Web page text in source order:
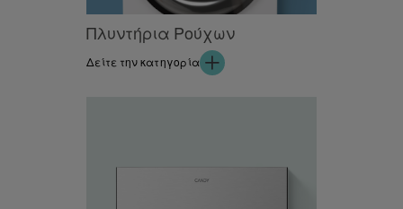
Πλυντήρια Ρούχων
Δείτε την κατηγορία